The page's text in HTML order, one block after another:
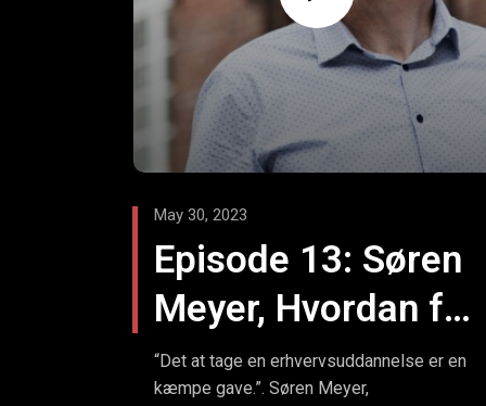
Episode 13: Søren
Meyer, Hvordan får
vi dygtige grønne
May 30, 2023
“Det at tage en erhvervsuddannelse er en
kæmpe gave.”. Søren Meyer,